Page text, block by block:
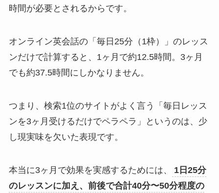
時間が必要とされるからです。
オンライン英会話の「毎日25分（1枠）」のレッス
ンだけで計算すると、1ヶ月で約12.5時間。3ヶ月
でも約37.5時間にしかなりません。
つまり、検索1位のサイトがよく言う「毎日レッス
ンを3ヶ月受けるだけでペラペラ」というのは、少
し現実味を欠いた表現です。
本当に3ヶ月で効果を実感するためには、
1日25分
のレッスンに加え、前後で合計40分〜50分程度の